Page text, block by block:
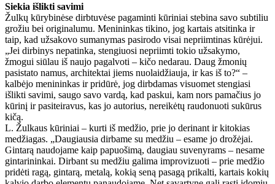
Siekia išlikti savimi
Žulkų kūrybinėse dirbtuvėse pagaminti kūriniai stebina savo subtiliu
grožiu bei originalumu. Menininkas tikino, jog kartais atsitinka ir
taip, kad užsakovo sumanymas pasirodo visai nepriimtinas kūrėjui.
„Jei dirbinys nepatinka, stengiuosi nepriimti tokio užsakymo,
žmogui siūlau iš naujo pagalvoti – kičo nedarau. Daug žmonių
pasistato namus, architektai jiems nuolaidžiauja, ir kas iš to?“ –
kalbėjo menininkas ir pridūrė, jog dirbdamas visuomet stengiasi
išlikti savimi, saugo savo vardą, kad paskui, kam nors pamačius jo
kūrinį ir pasiteiravus, kas jo autorius, nereikėtų raudonuoti sukūrus
kičą.
L. Žulkaus kūriniai – kurti iš medžio, prie jo derinant ir kitokias
medžiagas. „Daugiausia dirbame su medžiu – esame jo drožėjai.
Gintarą naudojame kaip papuošimą, daugiau suvenyrams – nesame
gintarininkai. Dirbant su medžiu galima improvizuoti – prie medžio
pridėti ragą, gintarą, metalą, kokią seną pasagą prikalti, kartais kokių